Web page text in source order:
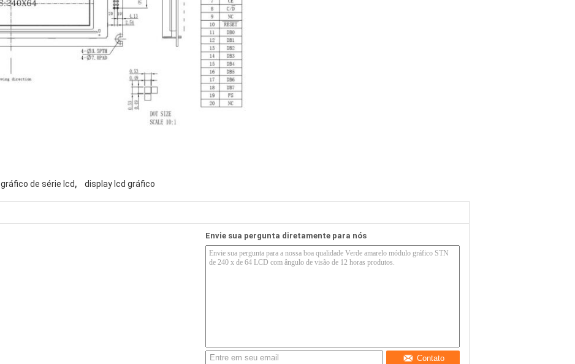
gráfico de série lcd, display lcd gráfico
Envie sua pergunta diretamente para nós
Contato